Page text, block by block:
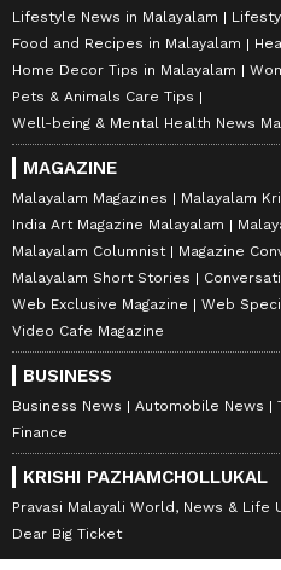
Lifestyle News in Malayalam
Food and Recipes in Malayalam
Home Decor Tips in Malayalam
Pets & Animals Care Tips
Well-being & Mental Health News
MAGAZINE
Malayalam Magazines
Malayalam
India Art Magazine Malayalam
Malayalam Columnist
Magazine
Malayalam Short Stories
Web Exclusive Magazine
Web
Video Cafe Magazine
BUSINESS
Business News Automobile News
Finance
KRISHI PAZHAMCHOLLUKAL
Pravasi Malayali World, News & Life
Dear Big Ticket